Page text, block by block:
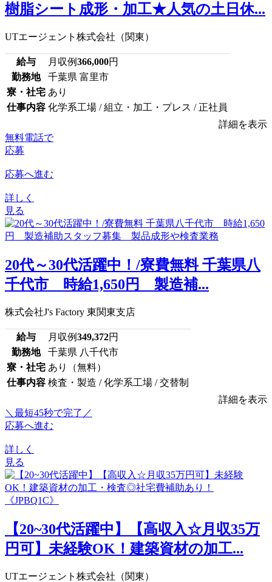
樹脂シート成形・加工★人気の土日休...
UTエージェント株式会社（関東）
給与 月収例366,000円
勤務地
千葉県 富里市
寮・社宅 あり
仕事内容 化学系工場 / 組立・加工・プレス / 正社員
詳細を表示
無料電話で
応募
応募へ進む
詳しく
見る
20代～30代活躍中！/寮費無料 千葉県八
千代市 時給1,650円 製造補...
株式会社J's Factory 東関東支店
給与 月収例349,372円
勤務地
千葉県 八千代市
寮・社宅 あり（無料）
仕事内容 検査・製造 / 化学系工場 / 交替制
詳細を表示
＼最短45秒で完了／
応募へ進む
詳しく
見る
【20~30代活躍中】【高収入☆月収35万
円可】未経験OK！建築資材の加工...
UTエージェント株式会社（関東）